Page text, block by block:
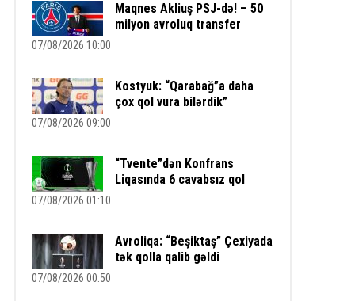
Maqnes Akliuş PSJ-də! – 50
milyon avroluq transfer
07/08/2026 10:00
Kostyuk: “Qarabağ”a daha
çox qol vura bilərdik”
07/08/2026 09:00
“Tvente”dən Konfrans
Liqasında 6 cavabsız qol
07/08/2026 01:10
Avroliqa: “Beşiktaş” Çexiyada
tək qolla qalib gəldi
07/08/2026 00:50